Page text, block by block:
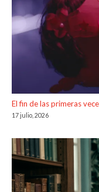
El fin de las primeras
17 julio, 2026